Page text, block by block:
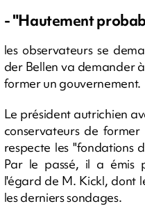
- "Hautement
les observateurs se
der Bellen va demander
former un gouvernement.
Le président autrichien
conservateurs de
respecte les "fondations
Par le passé, il a émis
l'égard de M. Kickl, dont
les derniers sondages.